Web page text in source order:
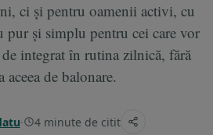
ci și pentru oamenii activi, cu
pur și simplu pentru cei care vor
integrat în rutina zilnică, fără
aceea de balonare.
· 4 minute de citit